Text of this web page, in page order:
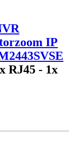
IP
RJ45 - 1x